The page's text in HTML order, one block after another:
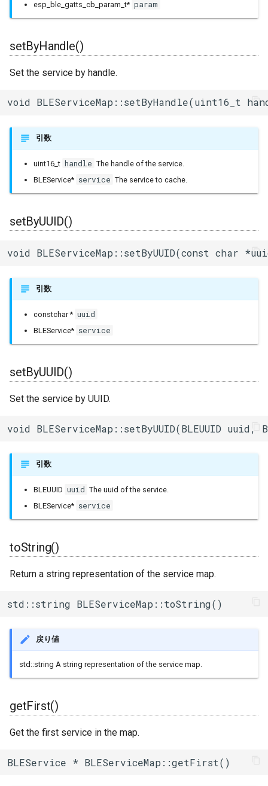
esp_ble_gatts_cb_param_t* param
setByHandle()
Set the service by handle.
void BLEServiceMap::setByHandle(uint16_t
引数
uint16_t handle The handle of the service.
BLEService* service The service to cache.
setByUUID()
void BLEServiceMap::setByUUID(const char
引数
constchar * uuid
BLEService* service
setByUUID()
Set the service by UUID.
void BLEServiceMap::setByUUID(BLEUUID
引数
BLEUUID uuid The uuid of the service.
BLEService* service
toString()
Return a string representation of the service map.
std::string BLEServiceMap::toString()
戻り値
std::string A string representation of the service map.
getFirst()
Get the first service in the map.
BLEService * BLEServiceMap::getFirst()